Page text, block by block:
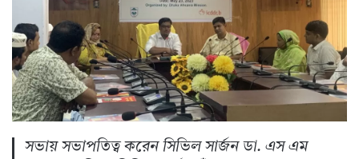
সভায় সভাপতিত্ব করেন সিভিল সার্জন ডা. এস এম